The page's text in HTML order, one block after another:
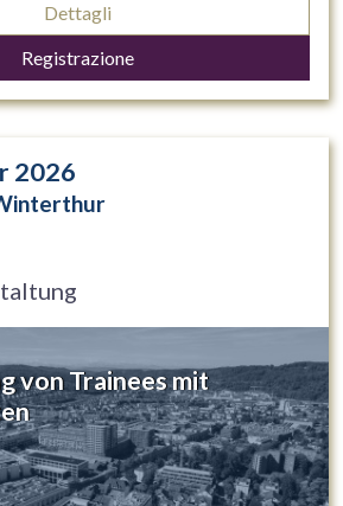
Dettagli
Registrazione
2026
von Trainees mit